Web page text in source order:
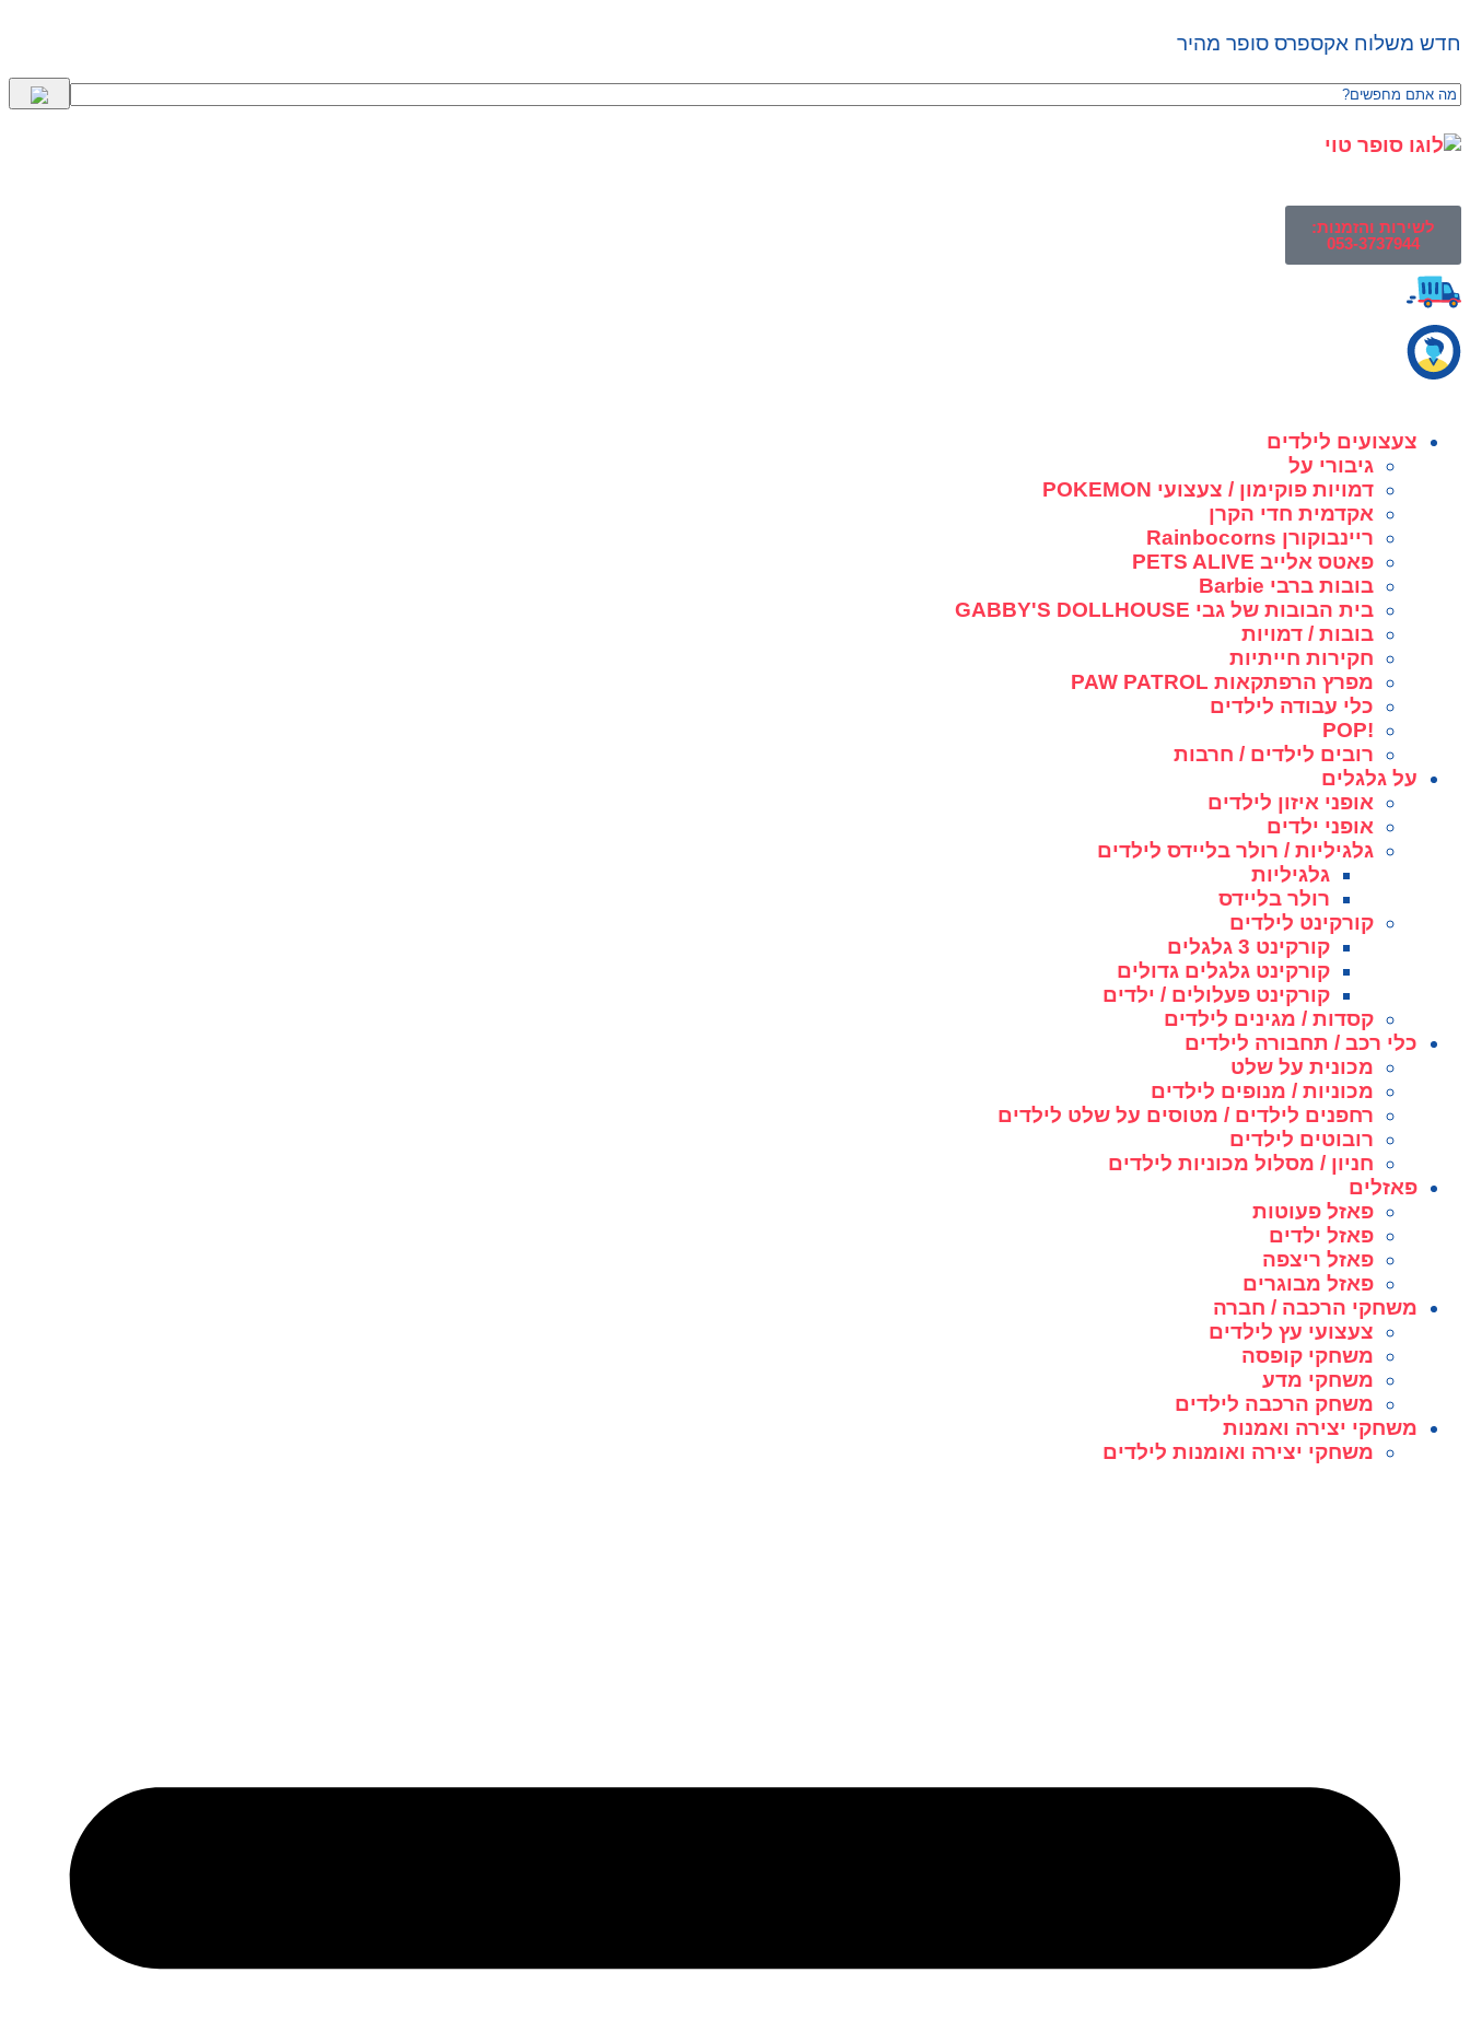
חדש משלוח אקספרס סופר מהיר
לשירות והזמנות:
053-3737944
צעצועים לילדים
גיבורי על
דמויות פוקימון / צעצועי POKEMON
אקדמית חדי הקרן
ריינבוקורן Rainbocorns
פאטס אלייב PETS ALIVE
בובות ברבי Barbie
בית הבובות של גבי GABBY'S DOLLHOUSE
בובות / דמויות
חקירות חייתיות
מפרץ הרפתקאות PAW PATROL
כלי עבודה לילדים
!POP
רובים לילדים / חרבות
על גלגלים
אופני איזון לילדים
אופני ילדים
גלגיליות / רולר בליידס לילדים
גלגיליות
רולר בליידס
קורקינט לילדים
קורקינט 3 גלגלים
קורקינט גלגלים גדולים
קורקינט פעלולים / ילדים
קסדות / מגינים לילדים
כלי רכב / תחבורה לילדים
מכונית על שלט
מכוניות / מנופים לילדים
רחפנים לילדים / מטוסים על שלט לילדים
רובוטים לילדים
חניון / מסלול מכוניות לילדים
פאזלים
פאזל פעוטות
פאזל ילדים
פאזל ריצפה
פאזל מבוגרים
משחקי הרכבה / חברה
צעצועי עץ לילדים
משחקי קופסה
משחקי מדע
משחק הרכבה לילדים
משחקי יצירה ואמנות
משחקי יצירה ואומנות לילדים